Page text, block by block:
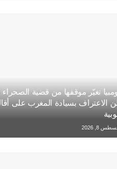
تغيّر موقفها من قضية الصحراء
الاعتراف بسيادة المغرب على
8, 2026